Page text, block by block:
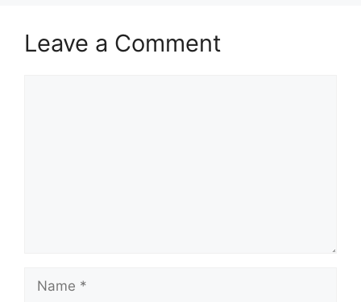
Leave a Comment
Name